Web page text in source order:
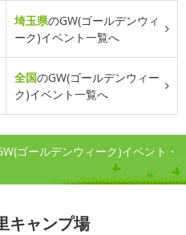
埼玉県のGW(ゴールデンウィ
ーク)イベント一覧へ
全国のGW(ゴールデンウィー
ク)イベント一覧へ
ゴールデンウィーク)イベント・
キャンプ場